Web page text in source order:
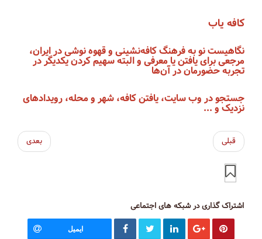
کافه یاب
نگاهیست نو به فرهنگ کافه‌نشینی و قهوه نوشی در ایران،
مرجعی برای یافتن یا معرفی و البته سهیم کردن یکدیگر در
تجربه حضورمان در آن‌ها
جستجو در وب سایت، یافتن کافه، شهر و محله، رویداد‌های
نزدیک و ...
قبلی بعدی
اشتراک گذاری در شبکه های اجتماعی
ایمیل